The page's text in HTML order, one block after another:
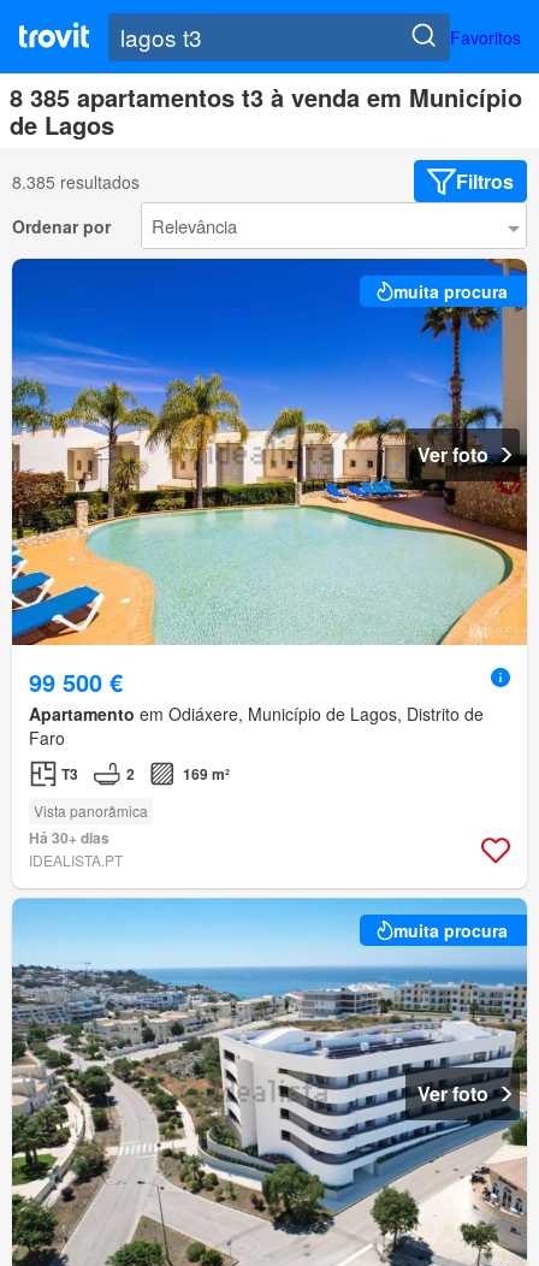
Favoritos
8 385 apartamentos t3 à venda em Município
de Lagos
8.385 resultados Filtros
Ordenar por
muita procura
Ver foto
99 500 €
Apartamento em Odiáxere, Município de Lagos, Distrito de
Faro
T3 2 169 m²
Vista panorâmica
Há 30+ dias
IDEALISTA.PT
muita procura
Ver foto